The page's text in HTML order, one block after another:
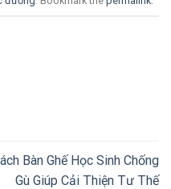
Bàn Ghế Học Sinh Chống
Gù Giúp Cải Thiện Tư Thế